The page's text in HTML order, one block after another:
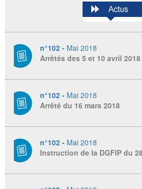
n°102 - Mai 2018
Arrêtés des 5 et 10 avril 2018
n°102 - Mai 2018
Arrêté du 16 mars 2018
n°102 - Mai 2018
Instruction de la DGFIP du